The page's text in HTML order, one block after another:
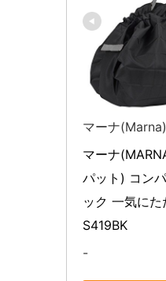
マーナ(Marna)
マーナ
パット) コン
ック 一気に
S419BK
-